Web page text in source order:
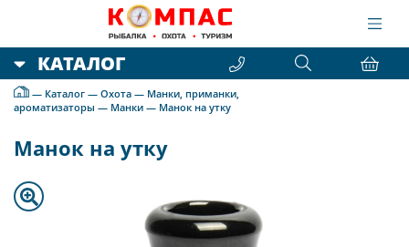
КАТАЛОГ
— Каталог — Охота — Манки, приманки,
ароматизаторы — Манки — Манок на утку
Манок на утку